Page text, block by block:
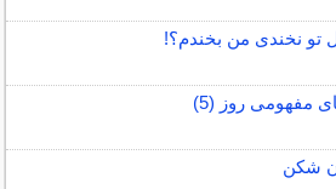
تو نخندی من بخندم؟!
مفهومی روز (5)
شکن